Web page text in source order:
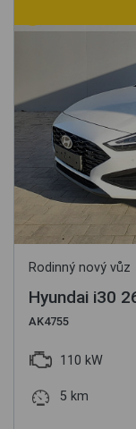
Rodinný nový vůz
Hyundai i30
AK4755
110 kW
5 km